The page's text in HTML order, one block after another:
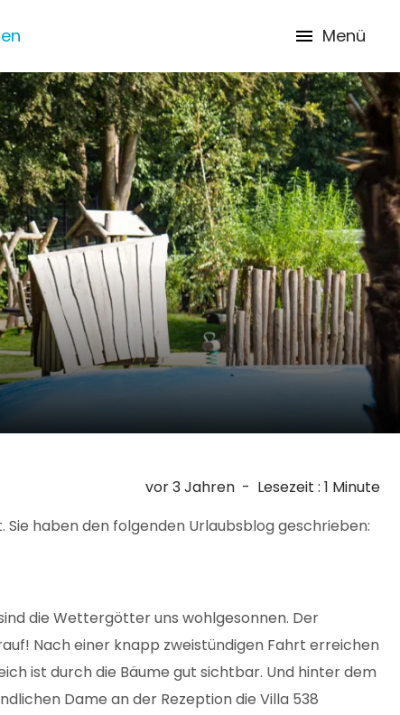
Menü
vor 3 Jahren - Lesezeit : 1 Minute
haben den folgenden Urlaubsblog geschrieben:
die Wettergötter uns wohlgesonnen. Der
Nach einer knapp zweistündigen Fahrt erreichen
ist durch die Bäume gut sichtbar. Und hinter dem
Dame an der Rezeption die Villa 538